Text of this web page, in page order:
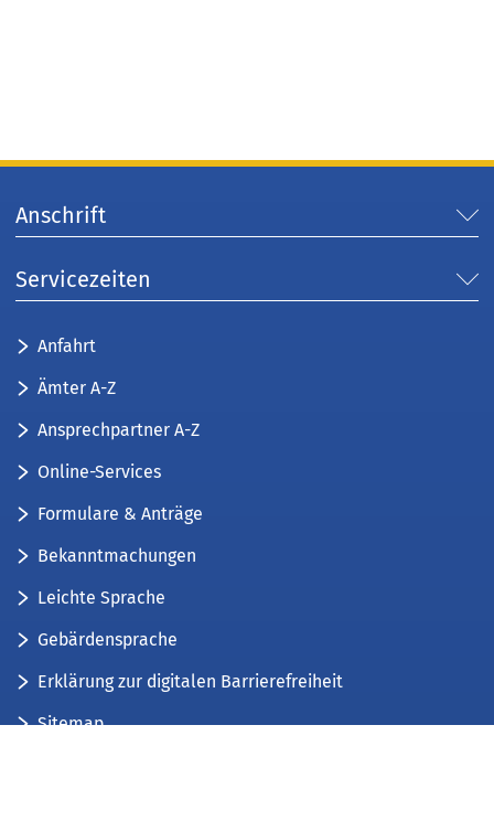
Anschrift
Servicezeiten
Anfahrt
Ämter A-Z
Ansprechpartner A-Z
Online-Services
Formulare & Anträge
Bekanntmachungen
Leichte Sprache
Gebärdensprache
Erklärung zur digitalen Barrierefreiheit
Sitemap